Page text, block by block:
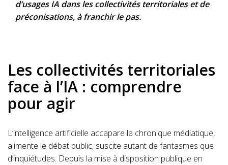
d’usages IA dans les collectivités territoriales et de
préconisations, à franchir le pas.
Les collectivités territoriales
face à l’IA : comprendre
pour agir
L’intelligence artificielle accapare la chronique médiatique,
alimente le débat public, suscite autant de fantasmes que
d’inquiétudes. Depuis la mise à disposition publique en